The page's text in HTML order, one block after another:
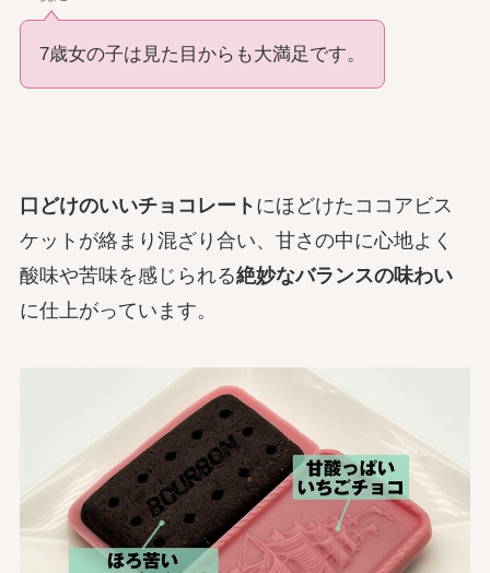
7歳女の子は見た目からも大満足です。
口どけのいいチョコレート にほどけたココアビス
ケットが絡まり混ざり合い、甘さの中に心地よく
酸味や苦味を感じられる絶妙なバランスの味わい
に仕上がっています。